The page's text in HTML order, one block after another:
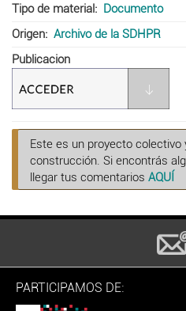
Tipo de material
Documento
Origen
Archivo de la SDHPR
Publicacion
Este es un proyecto colectivo
construcción. Si encontrás
llegar tus comentarios AQUÍ
PARTICIPAMOS DE: